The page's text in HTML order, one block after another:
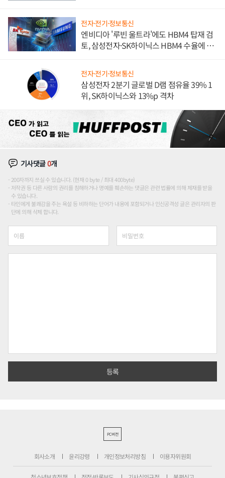
전자·전기·정보통신
엔비디아 '루빈 울트라'에도 HBM4 탑재 검
토, 삼성전자·SK하이닉스 HBM4 수율에 주
전자·전기·정보통신
삼성전자 2분기 글로벌 D램 점유율 39% 1
위, SK하이닉스와 13%p 격차
기사댓글0개
200자까지 쓰실 수 있습니다. (현재 0 byte / 최대 400byte)
저작권 등 다른 사람의 권리를 침해하거나 명예를 훼손하는 댓글은 관련 법률에 의해 제재를 받을
수 있습니다.
타인에게 불쾌감을 주는 욕설 등 비하하는 단어가 내용에 포함되거나 인신공격성 글은 관리자의 판
단에 의해 삭제 합니다.
PC버전
회사소개 윤리강령 개인정보처리방침 이용자위원회